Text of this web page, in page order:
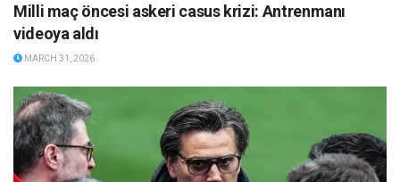
Milli maç öncesi askeri casus krizi: Antrenmanı
videoya aldı
MARCH 31, 2026